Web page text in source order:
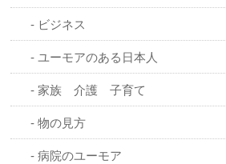
ビジネス
ユーモアのある日本人
家族 介護 子育て
物の見方
病院のユーモア